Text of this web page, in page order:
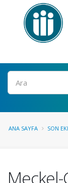
Ara
ANA SAYFA SON